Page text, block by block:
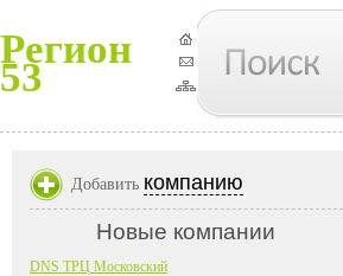
Регион
53
Добавить компанию
Новые компании
DNS ТРЦ Московский